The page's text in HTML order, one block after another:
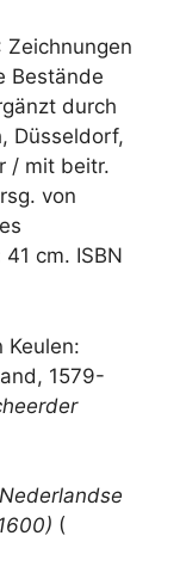
Zeichnungen
Bestände
durch
Düsseldorf,
/ mit beitr.
von
cm. ISBN
Keulen:
1579-
(